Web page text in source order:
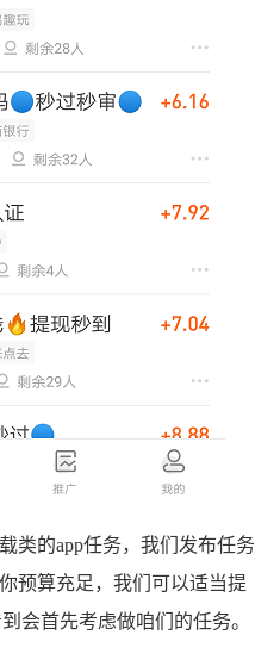
类的app任务，我们发布任务
预算充足，我们可以适当提
会首先考虑做咱们的任务。